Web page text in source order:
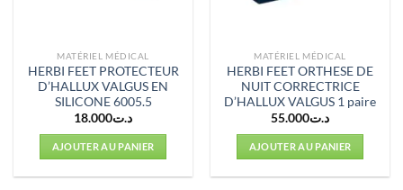
MATÉRIEL MÉDICAL
HERBI FEET PROTECTEUR
D’HALLUX VALGUS EN
SILICONE 6005.5
د.ت18.000
AJOUTER AU PANIER
MATÉRIEL MÉDICAL
HERBI FEET ORTHESE DE
NUIT CORRECTRICE
D’HALLUX VALGUS 1 paire
د.ت55.000
AJOUTER AU PANIER